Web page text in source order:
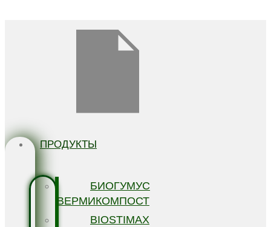
ПРОДУКТЫ
БИОГУМУС
ВЕРМИКОМПОСТ
BIOSTIMAX